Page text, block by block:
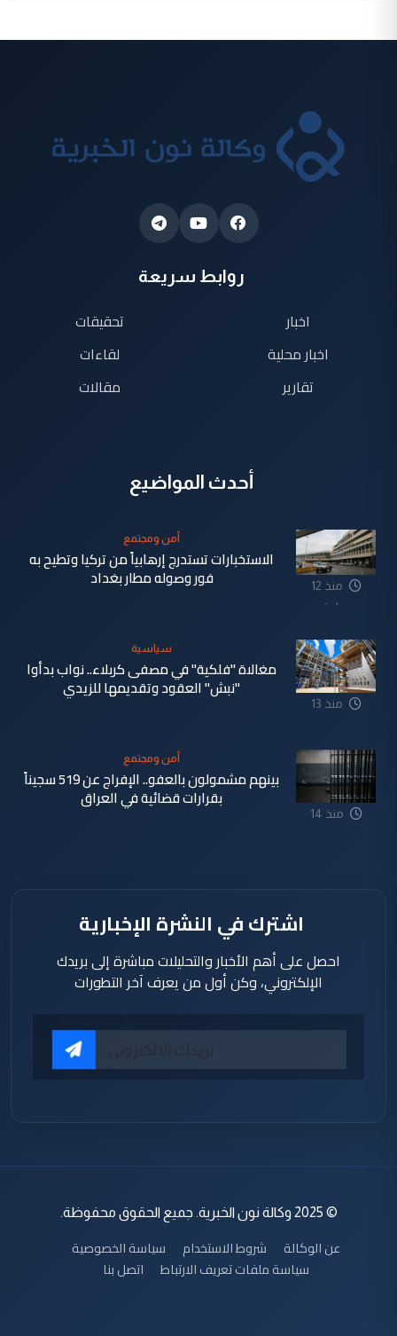
روابط سريعة
اخبار
اخبار محلية
تقارير
تحقيقات
لقاءات
مقالات
أحدث المواضيع
منذ 12
ساعة
أمن ومجتمع
الاستخبارات تستدرج إرهابياً من تركيا وتطيح به
فور وصوله مطار بغداد
منذ 13
سياسية
مغالاة "فلكية" في مصفى كربلاء.. نواب بدأوا
"نبش" العقود وتقديمها للزيدي
منذ 14
أمن ومجتمع
بينهم مشمولون بالعفو.. الإفراج عن 519 سجيناً
بقرارات قضائية في العراق
اشترك في النشرة الإخبارية
احصل على أهم الأخبار والتحليلات مباشرة إلى بريدك
الإلكتروني، وكن أول من يعرف آخر التطورات
© 2025 وكالة نون الخبرية. جميع الحقوق محفوظة.
عن الوكالة شروط الاستخدام
سياسة الخصوصية
سياسة ملفات تعريف الارتباط
اتصل بنا